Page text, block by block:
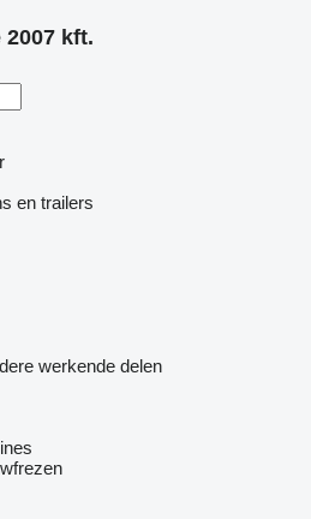
kft.
en trailers
werkende delen